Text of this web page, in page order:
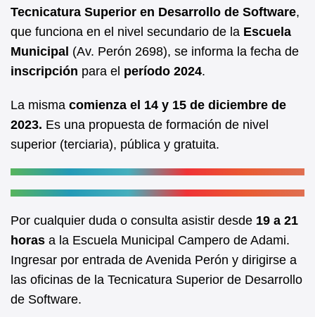
b
o
o
k
A
p
p
Tecnicatura Superior en Desarrollo de Software,
que funciona en el nivel secundario de la Escuela
Municipal (Av. Perón 2698), se informa la fecha de
inscripción para el período 2024.
La misma comienza el 14 y 15 de diciembre de
2023. Es una propuesta de formación de nivel
superior (terciaria), pública y gratuita.
Por cualquier duda o consulta asistir desde 19 a 21
horas a la Escuela Municipal Campero de Adami.
Ingresar por entrada de Avenida Perón y dirigirse a
las oficinas de la Tecnicatura Superior de Desarrollo
de Software.